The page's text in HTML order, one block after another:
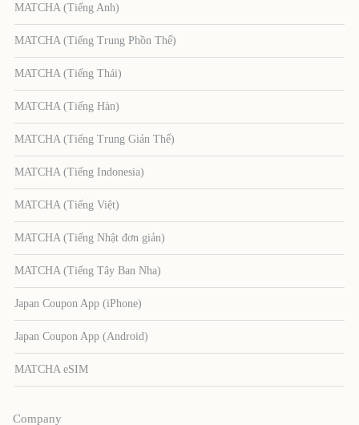
MATCHA (Tiếng Anh)
MATCHA (Tiếng Trung Phồn Thể)
MATCHA (Tiếng Thái)
MATCHA (Tiếng Hàn)
MATCHA (Tiếng Trung Giản Thể)
MATCHA (Tiếng Indonesia)
MATCHA (Tiếng Việt)
MATCHA (Tiếng Nhật đơn giản)
MATCHA (Tiếng Tây Ban Nha)
Japan Coupon App (iPhone)
Japan Coupon App (Android)
MATCHA eSIM
Company